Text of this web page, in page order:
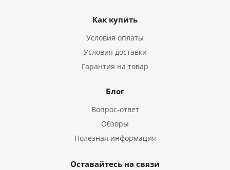
Как купить
Условия оплаты
Условия доставки
Гарантия на товар
Блог
Вопрос-ответ
Обзоры
Полезная информация
Оставайтесь на связи